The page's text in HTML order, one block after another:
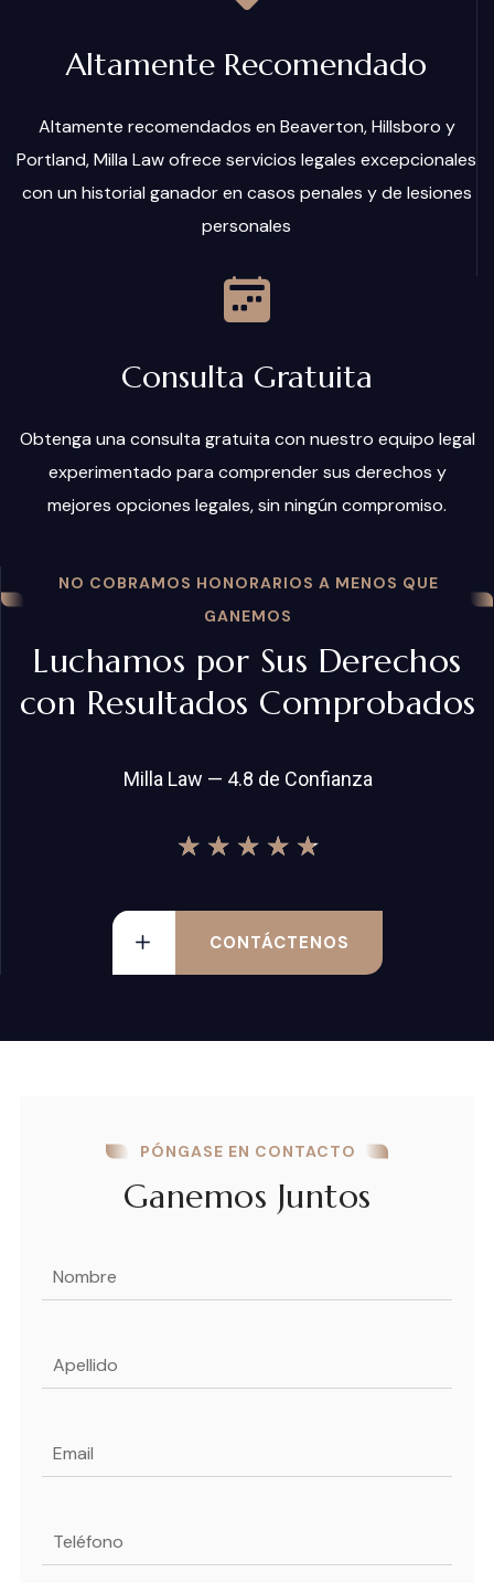
Altamente Recomendado
Altamente recomendados en Beaverton, Hillsboro y
Portland, Milla Law ofrece servicios legales excepcionales
con un historial ganador en casos penales y de lesiones
personales
Consulta Gratuita
Obtenga una consulta gratuita con nuestro equipo legal
experimentado para comprender sus derechos y
mejores opciones legales, sin ningún compromiso.
NO COBRAMOS HONORARIOS A MENOS QUE
GANEMOS
Luchamos por Sus Derechos
con Resultados Comprobados
Milla Law — 4.8 de Confianza
★ ★ ★ ★ ★
CONTÁCTENOS
PÓNGASE EN CONTACTO
Ganemos Juntos
Nombre(Obligatorio)
Apellido(Obligatorio)
Email(Obligatorio)
Teléfono